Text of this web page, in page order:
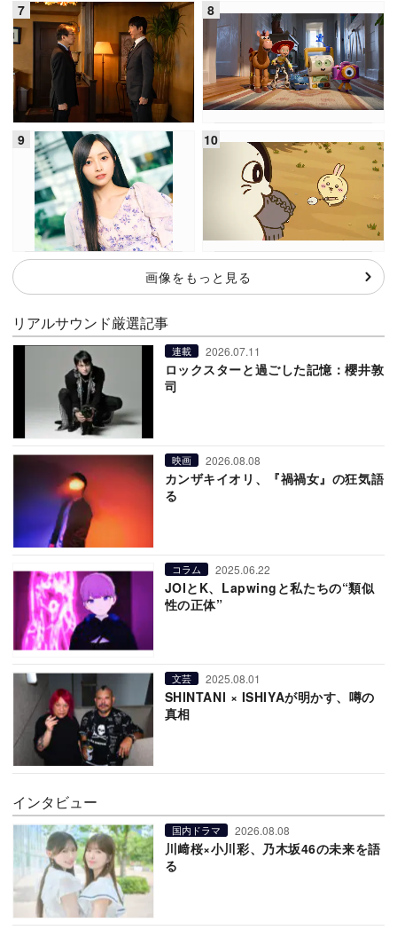
画像をもっと見る
リアルサウンド厳選記事
連載 2026.07.11
ロックスターと過ごした記憶：櫻井敦
司
映画 2026.08.08
カンザキイオリ、『禍禍女』の狂気語
る
コラム 2025.06.22
JOIとK、Lapwingと私たちの“類似
性の正体”
文芸 2025.08.01
SHINTANI × ISHIYAが明かす、噂の
真相
インタビュー
国内ドラマ 2026.08.08
川﨑桜×小川彩、乃木坂46の未来を語
る